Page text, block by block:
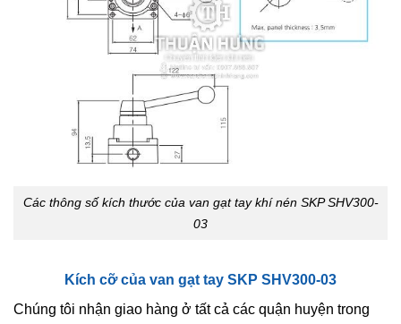
Các thông số kích thước của van gạt tay khí nén SKP SHV300-
03
Kích cỡ của van gạt tay SKP SHV300-03
Chúng tôi nhận giao hàng ở tất cả các quận huyện trong